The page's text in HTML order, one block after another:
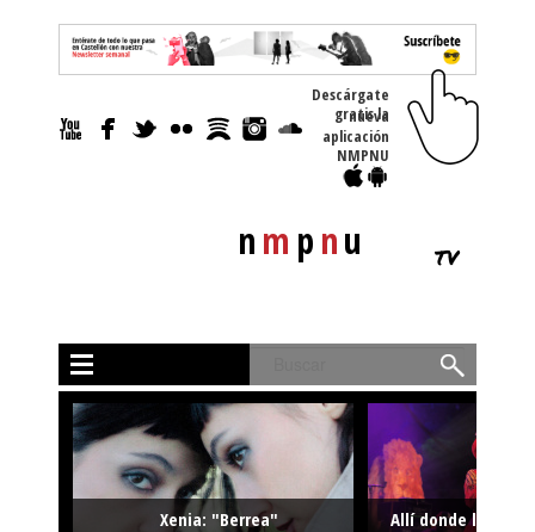
nm pnu tv
Descárgate
gratis la nueva
aplicación
NMPNU
Xenia: "Berrea" Allí donde la